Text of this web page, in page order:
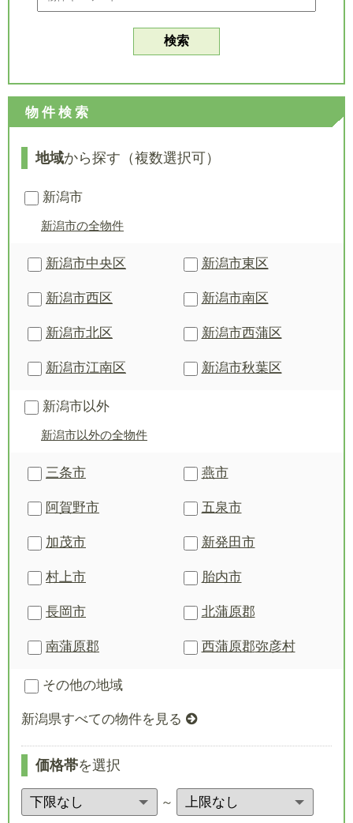
物件検索
地域から探す（複数選択可）
新潟市
新潟市の全物件
新潟市中央区 新潟市東区
新潟市西区 新潟市南区
新潟市北区 新潟市西蒲区
新潟市江南区 新潟市秋葉区
新潟市以外
新潟市以外の全物件
三条市 燕市
阿賀野市 五泉市
加茂市 新発田市
村上市 胎内市
長岡市 北蒲原郡
南蒲原郡 西蒲原郡弥彦村
その他の地域
新潟県すべての物件を見る
価格帯を選択
～